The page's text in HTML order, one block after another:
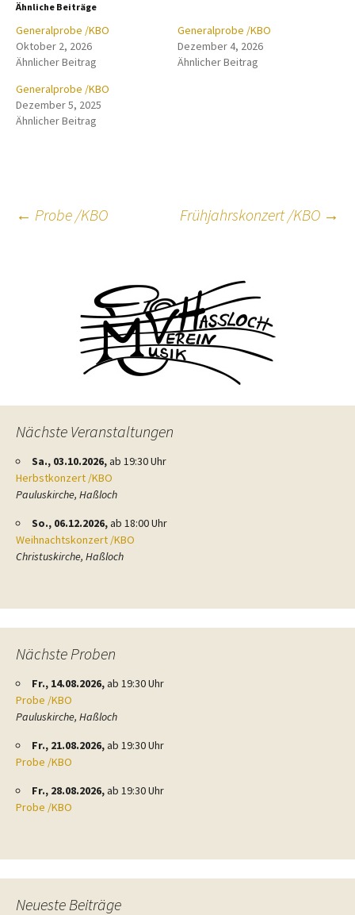
Ähnliche Beiträge
Generalprobe /KBO
Oktober 2, 2026
Ähnlicher Beitrag
Generalprobe /KBO
Dezember 4, 2026
Ähnlicher Beitrag
Generalprobe /KBO
Dezember 5, 2025
Ähnlicher Beitrag
Beitragsnavigation
← Probe /KBO Frühjahrskonzert /KBO →
Nächste Veranstaltungen
Sa., 03.10.2026,ab 19:30 Uhr
Herbstkonzert /KBO
Pauluskirche, Haßloch
So., 06.12.2026,ab 18:00 Uhr
Weihnachtskonzert /KBO
Christuskirche, Haßloch
Nächste Proben
Fr., 14.08.2026,ab 19:30 Uhr
Probe /KBO
Pauluskirche, Haßloch
Fr., 21.08.2026,ab 19:30 Uhr
Probe /KBO
Fr., 28.08.2026,ab 19:30 Uhr
Probe /KBO
Neueste Beiträge